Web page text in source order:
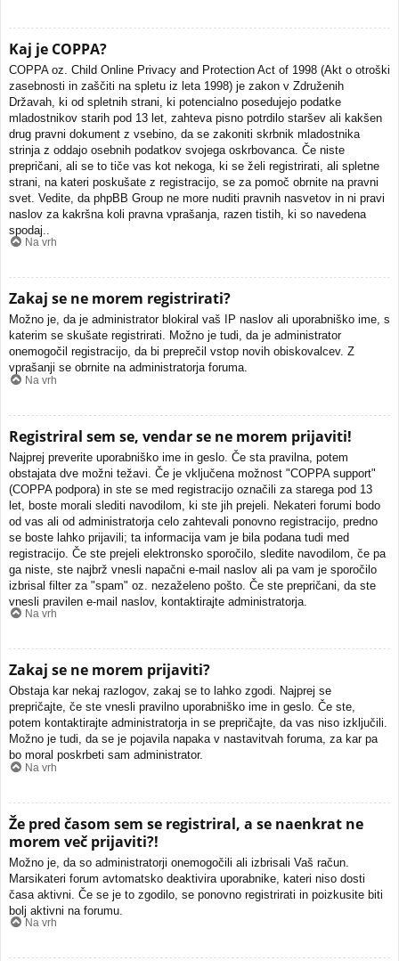
Kaj je COPPA?
COPPA oz. Child Online Privacy and Protection Act of 1998 (Akt o otroški
zasebnosti in zaščiti na spletu iz leta 1998) je zakon v Združenih
Državah, ki od spletnih strani, ki potencialno posedujejo podatke
mladostnikov starih pod 13 let, zahteva pisno potrdilo staršev ali kakšen
drug pravni dokument z vsebino, da se zakoniti skrbnik mladostnika
strinja z oddajo osebnih podatkov svojega oskrbovanca. Če niste
prepričani, ali se to tiče vas kot nekoga, ki se želi registrirati, ali spletne
strani, na kateri poskušate z registracijo, se za pomoč obrnite na pravni
svet. Vedite, da phpBB Group ne more nuditi pravnih nasvetov in ni pravi
naslov za kakršna koli pravna vprašanja, razen tistih, ki so navedena
spodaj..
Na vrh
Zakaj se ne morem registrirati?
Možno je, da je administrator blokiral vaš IP naslov ali uporabniško ime, s
katerim se skušate registrirati. Možno je tudi, da je administrator
onemogočil registracijo, da bi preprečil vstop novih obiskovalcev. Z
vprašanji se obrnite na administratorja foruma.
Na vrh
Registriral sem se, vendar se ne morem prijaviti!
Najprej preverite uporabniško ime in geslo. Če sta pravilna, potem
obstajata dve možni težavi. Če je vključena možnost "COPPA support"
(COPPA podpora) in ste se med registracijo označili za starega pod 13
let, boste morali slediti navodilom, ki ste jih prejeli. Nekateri forumi bodo
od vas ali od administratorja celo zahtevali ponovno registracijo, predno
se boste lahko prijavili; ta informacija vam je bila podana tudi med
registracijo. Če ste prejeli elektronsko sporočilo, sledite navodilom, če pa
ga niste, ste najbrž vnesli napačni e-mail naslov ali pa vam je sporočilo
izbrisal filter za "spam" oz. nezaželeno pošto. Če ste prepričani, da ste
vnesli pravilen e-mail naslov, kontaktirajte administratorja.
Na vrh
Zakaj se ne morem prijaviti?
Obstaja kar nekaj razlogov, zakaj se to lahko zgodi. Najprej se
prepričajte, če ste vnesli pravilno uporabniško ime in geslo. Če ste,
potem kontaktirajte administratorja in se prepričajte, da vas niso izključili.
Možno je tudi, da se je pojavila napaka v nastavitvah foruma, za kar pa
bo moral poskrbeti sam administrator.
Na vrh
Že pred časom sem se registriral, a se naenkrat ne
morem več prijaviti?!
Možno je, da so administratorji onemogočili ali izbrisali Vaš račun.
Marsikateri forum avtomatsko deaktivira uporabnike, kateri niso dosti
časa aktivni. Če se je to zgodilo, se ponovno registrirati in poizkusite biti
bolj aktivni na forumu.
Na vrh